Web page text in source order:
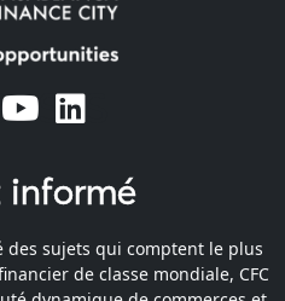
s s
informé
sujets qui comptent le plus
de classe mondiale, CFC